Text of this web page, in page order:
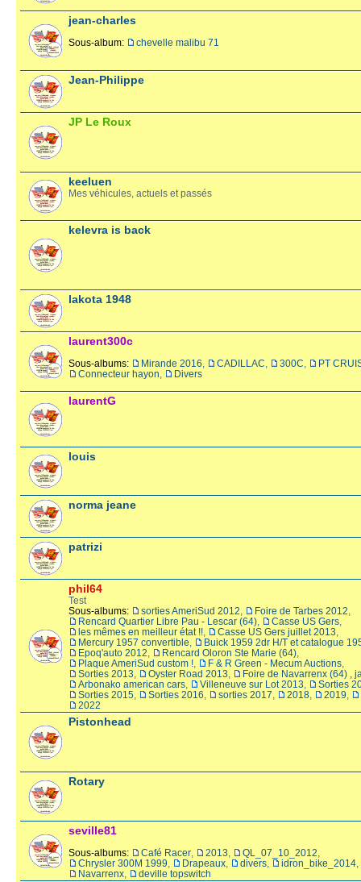
jean-charles
Sous-album: chevelle malibu 71
Jean-Philippe
JP Le Roux
keeluen
Mes véhicules, actuels et passés
kelevra is back
lakota 1948
laurent300c
Sous-albums: Mirande 2016 CADILLAC 300C
PT
Connecteur hayon
Divers
laurentG
louis
norma jeane
patrizi
phil64
Test
Sous-albums:
sorties AmeriSud 2012 Foire de Tarbes 2012
Rencard Quartier Libre Pau - Lescar (64)
Casse US Gers
les mêmes en meilleur état !!
Casse US Gers juillet 2013
Mercury 1957 convertible
Buick 1959 2dr H/T et catalogue
Epoq'auto 2012
Rencard Oloron Ste Marie (64)
Plaque AmeriSud custom !
F & R Green - Mecum Auctions
Sorties 2013
Oyster Road 2013
Foire de Navarrenx (64) ,
Arbonako american cars
Villeneuve sur Lot 2013
Sorties
Sorties 2015
Sorties 2016 sorties 2017 2018 2019
2022
Pistonhead
Rotary
seville81
Sous-albums: Café Racer 2013 QL_07_10_2012
Chrysler 300M 1999
Drapeaux divers idron_bike_2014
Navarrenx
deville topswitch